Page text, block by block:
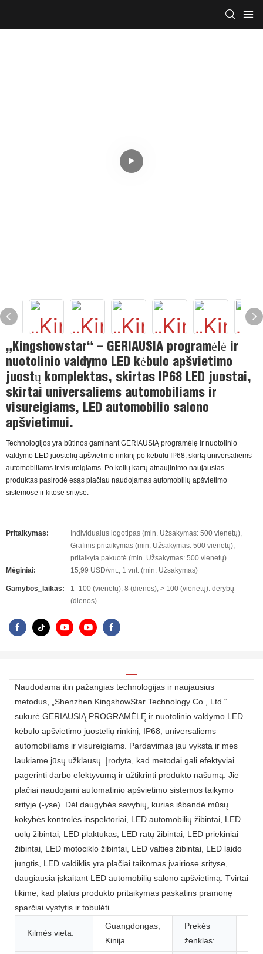
„Kingshowstar“ – GERIAUSIA programėlė ir
nuotolinio valdymo LED kėbulo apšvietimo
juostų komplektas, skirtas IP68 LED juostai,
skirtai universaliems automobiliams ir
visureigiams, LED automobilio salono
apšvietimui.
Technologijos yra būtinos gaminant GERIAUSIĄ programėlę ir nuotolinio
valdymo LED juostelių apšvietimo rinkinį po kėbulu IP68, skirtą universaliems
automobiliams ir visureigiams. Po kelių kartų atnaujinimo naujausias
produktas pasirodė esąs plačiau naudojamas automobilių apšvietimo
sistemose ir kitose srityse.
Pritaikymas:
Individualus logotipas (min. Užsakymas: 500 vienetų),
Grafinis pritaikymas (min. Užsakymas: 500 vienetų),
pritaikyta pakuotė (min. Užsakymas: 500 vienetų)
Mėginiai:
15,99 USD/vnt., 1 vnt. (min. Užsakymas)
Gamybos_laikas:
1–100 (vienetų): 8 (dienos), > 100 (vienetų): derybų
(dienos)
Naudodama itin pažangias technologijas ir naujausius
metodus, „Shenzhen KingshowStar Technology Co., Ltd.“
sukūrė GERIAUSIĄ PROGRAMĖLĘ ir nuotolinio valdymo LED
kėbulo apšvietimo juostelių rinkinį, IP68, universaliems
automobiliams ir visureigiams. Pardavimas jau vyksta ir mes
laukiame jūsų užklausų. Įrodyta, kad metodai gali efektyviai
pagerinti darbo efektyvumą ir užtikrinti produkto našumą. Jie
plačiai naudojami automatinio apšvietimo sistemos taikymo
srityje (-yse). Dėl daugybės savybių, kurias išbandė mūsų
kokybės kontrolės inspektoriai, LED automobilių žibintai, LED
uolų žibintai, LED plaktukas, LED ratų žibintai, LED priekiniai
žibintai, LED motociklo žibintai, LED valties žibintai, LED laido
jungtis, LED valdiklis yra plačiai taikomas įvairiose srityse,
daugiausia įskaitant LED automobilių salono apšvietimą. Tvirtai
tikime, kad platus produkto pritaikymas paskatins pramonę
sparčiai vystytis ir tobulėti.
Kilmės vieta:
Guangdongas,
Kinija
Prekės
ženklas: